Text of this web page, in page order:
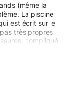
(même la
La piscine
est écrit sur le
très propres
compliqué
je vous
ménage des
à 1 minute à